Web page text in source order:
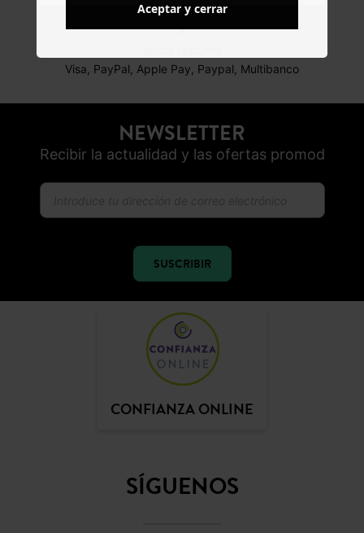
Visa, PayPal, Apple Pay, Paypal, Multibanco
NEWSLETTER
Recibir la actualidad y las ofertas promod
SUSCRIBIR
CONFIANZA ONLINE
SÍGUENOS
Aceptar y cerrar